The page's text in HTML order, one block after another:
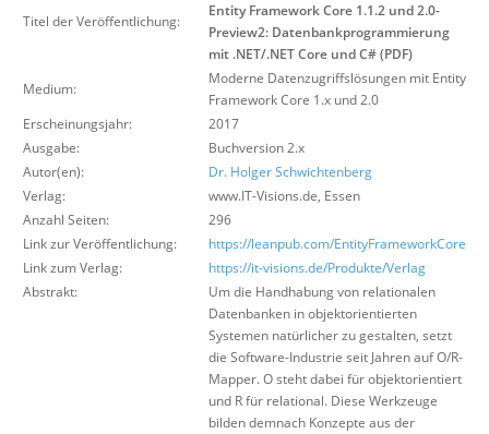
Titel der Veröffentlichung:
Entity Framework Core 1.1.2 und 2.0-
Preview2: Datenbankprogrammierung
mit .NET/.NET Core und C# (PDF)
Medium:
Moderne Datenzugriffslösungen mit Entity
Framework Core 1.x und 2.0
Erscheinungsjahr:
2017
Ausgabe:
Buchversion 2.x
Autor(en):
Dr. Holger Schwichtenberg
Verlag:
www.IT-Visions.de, Essen
Anzahl Seiten:
296
Link zur Veröffentlichung:
https://leanpub.com/EntityFrameworkCore
Link zum Verlag:
https://it-visions.de/Produkte/Verlag
Abstrakt:
Um die Handhabung von relationalen
Datenbanken in objektorientierten
Systemen natürlicher zu gestalten, setzt
die Software-Industrie seit Jahren auf O/R-
Mapper. O steht dabei für objektorientiert
und R für relational. Diese Werkzeuge
bilden demnach Konzepte aus der